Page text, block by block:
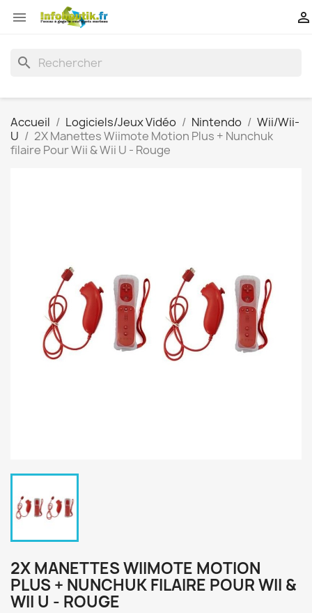
 
search
Accueil Logiciels/Jeux Vidéo Nintendo
Wii/Wii-
U
2X Manettes Wiimote Motion Plus + Nunchuk
filaire Pour Wii & Wii U - Rouge
2X MANETTES WIIMOTE MOTION
PLUS + NUNCHUK FILAIRE POUR WII &
WII U - ROUGE